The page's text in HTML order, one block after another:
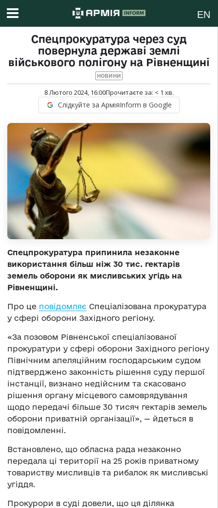
EN
Спецпрокуратура через суд
повернула державі землі
військового полігону на Рівненщині
НОВИНИ
8 Лютого 2024, 16:00Прочитаєте за: < 1 хв.
Слідкуйте за АрміяInform в Google
Спецпрокуратура припинила незаконне
використання більш ніж 30 тис. гектарів
земель оборони як мисливських угідь на
Рівненщині.
Про це повідомляє Спеціалізована прокуратура
у сфері оборони Західного регіону.
«За позовом Рівненської спеціалізованої
прокуратури у сфері оборони Західного регіону
Північним апеляційним господарським судом
підтверджено законність рішення суду першої
інстанції, визнано недійсним та скасовано
рішення органу місцевого самоврядування
щодо передачі більше 30 тисяч гектарів земель
оборони приватній організації», — йдеться в
повідомленні.
Встановлено, що обласна рада незаконно
передала ці території на 25 років приватному
товариству мисливців та рибалок як мисливські
угіддя.
Прокурори в суді довели, що ця ділянка